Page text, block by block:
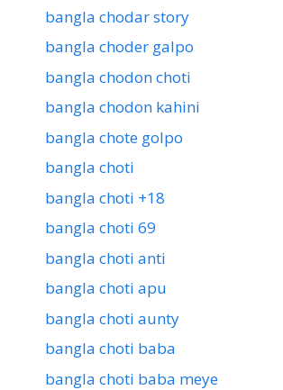
bangla chodar story
bangla choder galpo
bangla chodon choti
bangla chodon kahini
bangla chote golpo
bangla choti
bangla choti +18
bangla choti 69
bangla choti anti
bangla choti apu
bangla choti aunty
bangla choti baba
bangla choti baba meye